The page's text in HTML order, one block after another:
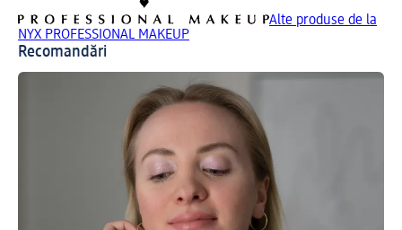
Alte produse de la
NYX PROFESSIONAL MAKEUP
Recomandări